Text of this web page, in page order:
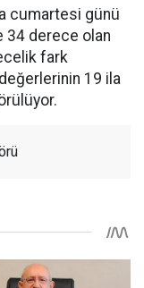
cumartesi günü
34 derece olan
fark
19 ila